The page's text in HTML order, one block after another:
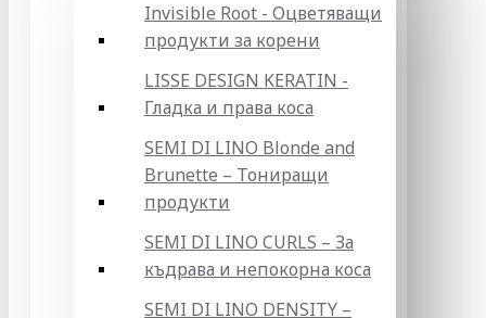
Invisible Root - Оцветяващи
продукти за корени
LISSE DESIGN KERATIN -
Гладка и права коса
SEMI DI LINO Blonde and
Brunette – Тониращи
продукти
SEMI DI LINO CURLS – За
къдрава и непокорна коса
SEMI DI LINO DENSITY –